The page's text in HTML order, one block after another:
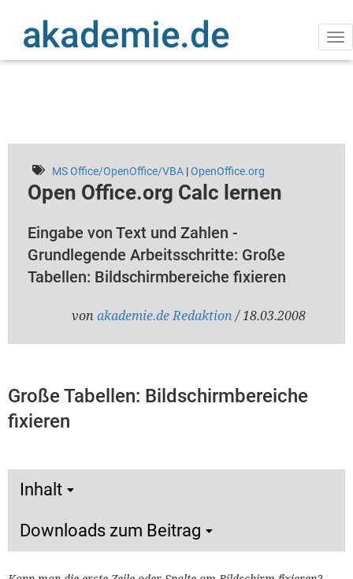
Inhalt
MS Office/OpenOffice/VBA|OpenOffice.org
Open Office.org Calc lernen
Eingabe von Text und Zahlen -
Grundlegende Arbeitsschritte: Große
Tabellen: Bildschirmbereiche fixieren
von akademie.de Redaktion / 18.03.2008
Große Tabellen: Bildschirmbereiche
fixieren
Inhalt
Downloads zum Beitrag